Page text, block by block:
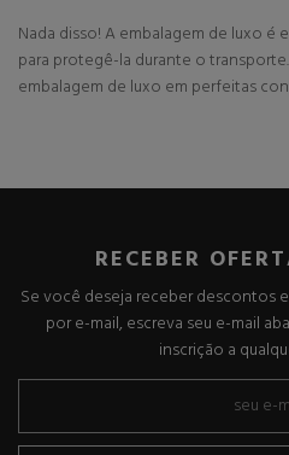
Nada disso! A embalagem de luxo é
para protegê-la durante o
embalagem de luxo em perfeitas
RECEBER
Se você deseja receber descontos
por e-mail, escreva seu e-mail
inscrição a